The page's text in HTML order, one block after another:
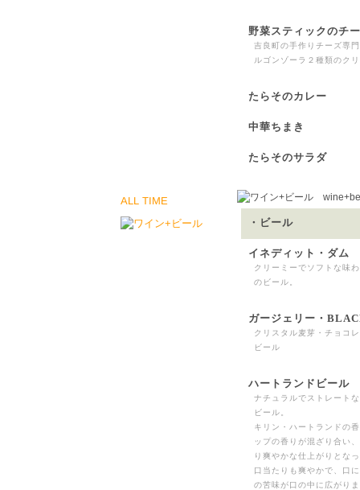
野菜スティックのチ
吉良町の手作りチーズ専
ルゴンゾーラ２種類のク
たらそのカレー
中華ちまき
たらそのサラダ
ALL TIME
・ビール
イネディット・ダム
クリーミーでソフトな味
のビール。
ガージェリー・
クリスタル麦芽・チョコ
ビール
ハートランドビール
ナチュラルでストレート
ビール。
キリン・ハートランドの
ップの香りが混ざり合い
り爽やかな仕上がりとな
口当たりも爽やかで、口
の苦味が口の中に広がり